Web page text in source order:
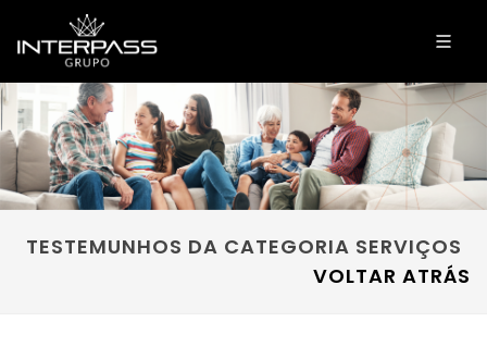
TESTEMUNHOS DA CATEGORIA SERVIÇOS
VOLTAR ATRÁS